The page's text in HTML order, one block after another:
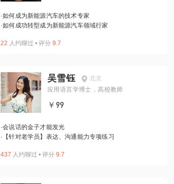
·如何成为新能源汽车的技术专家
·如何成功转型成为新能源汽车领域行家
22 人约聊过 • 评分 9.7
吴雪钰
北京
应用语言学博士，高校教师
￥99
·会说话的金子才能发光
· 【针对老学员】表达、沟通能力专项练习
437 人约聊过 • 评分 9.7